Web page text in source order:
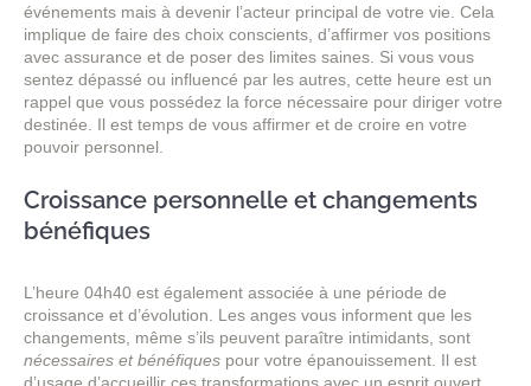
événements mais à devenir l’acteur principal de votre vie. Cela
implique de faire des choix conscients, d’affirmer vos positions
avec assurance et de poser des limites saines. Si vous vous
sentez dépassé ou influencé par les autres, cette heure est un
rappel que vous possédez la force nécessaire pour diriger votre
destinée. Il est temps de vous affirmer et de croire en votre
pouvoir personnel.
Croissance personnelle et changements
bénéfiques
L’heure 04h40 est également associée à une période de
croissance et d’évolution. Les anges vous informent que les
changements, même s’ils peuvent paraître intimidants, sont
nécessaires et bénéfiques pour votre épanouissement. Il est